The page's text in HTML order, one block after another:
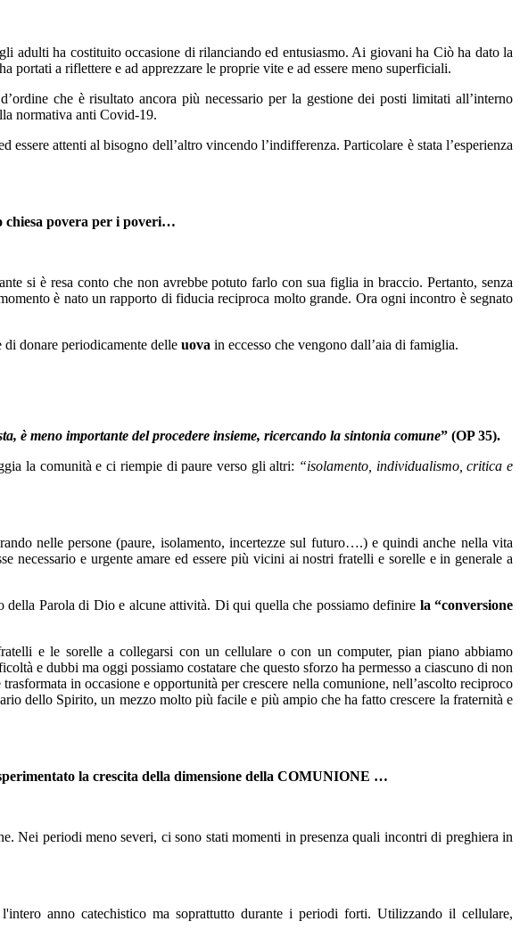
adulti ha costituito occasione di rilanciando ed entusiasmo. Ai giovani ha Ciò ha dato la
a riflettere e ad apprezzare le proprie vite e ad essere meno superficiali.
che è risultato ancora più necessario per la gestione dei posti limitati all’interno
normativa anti Covid-19.
attenti al bisogno dell’altro vincendo l’indifferenza. Particolare è stata l’esperienza
chiesa povera per i poveri…
si è resa conto che non avrebbe potuto farlo con sua figlia in braccio. Pertanto, senza
è nato un rapporto di fiducia reciproca molto grande. Ora ogni incontro è segnato
donare periodicamente delle uova in eccesso che vengono dall’aia di famiglia.
è meno importante del procedere insieme, ricercando la sintonia comune” (OP 35).
la comunità e ci riempie di paure verso gli altri: “isolamento, individualismo, critica e
nelle persone (paure, isolamento, incertezze sul futuro….) e quindi anche nella vita
e urgente amare ed essere più vicini ai nostri fratelli e sorelle e in generale a
della Parola di Dioe alcune attività. Di qui quella che possiamo definire la “conversione
e le sorelle a collegarsi con un cellulare o con un computer, pian piano abbiamo
e dubbi ma oggi possiamo costatare che questo sforzo ha permesso a ciascuno di non
in occasione e opportunità percrescere nella comunione, nell’ascolto reciproco
dello Spirito, un mezzo molto più facile e più ampio che ha fatto crescere la fraternità e
la crescita della dimensione della COMUNIONE …
periodi meno severi, ci sono stati momenti in presenza quali incontri di preghiera in
anno catechistico ma soprattutto durante i periodi forti. Utilizzando il cellulare,